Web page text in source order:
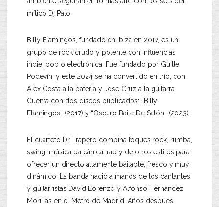
mítico Dj Pato.
Billy Flamingos, fundado en Ibiza en 2017, es un
grupo de rock crudo y potente con influencias
indie, pop o electrónica. Fue fundado por Guille
Podevín, y este 2024 se ha convertido en trío, con
Alex Costa a la batería y Jose Cruz a la guitarra.
Cuenta con dos discos publicados: “Billy
Flamingos” (2017) y “Oscuro Baile De Salón” (2023).
El cuarteto Dr Trapero combina toques rock, rumba,
swing, música balcánica, rap y de otros estilos para
ofrecer un directo altamente bailable, fresco y muy
dinámico. La banda nació a manos de los cantantes
y guitarristas David Lorenzo y Alfonso Hernández
Morillas en el Metro de Madrid. Años después